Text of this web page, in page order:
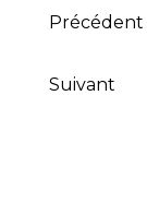
Précédent
Suivant